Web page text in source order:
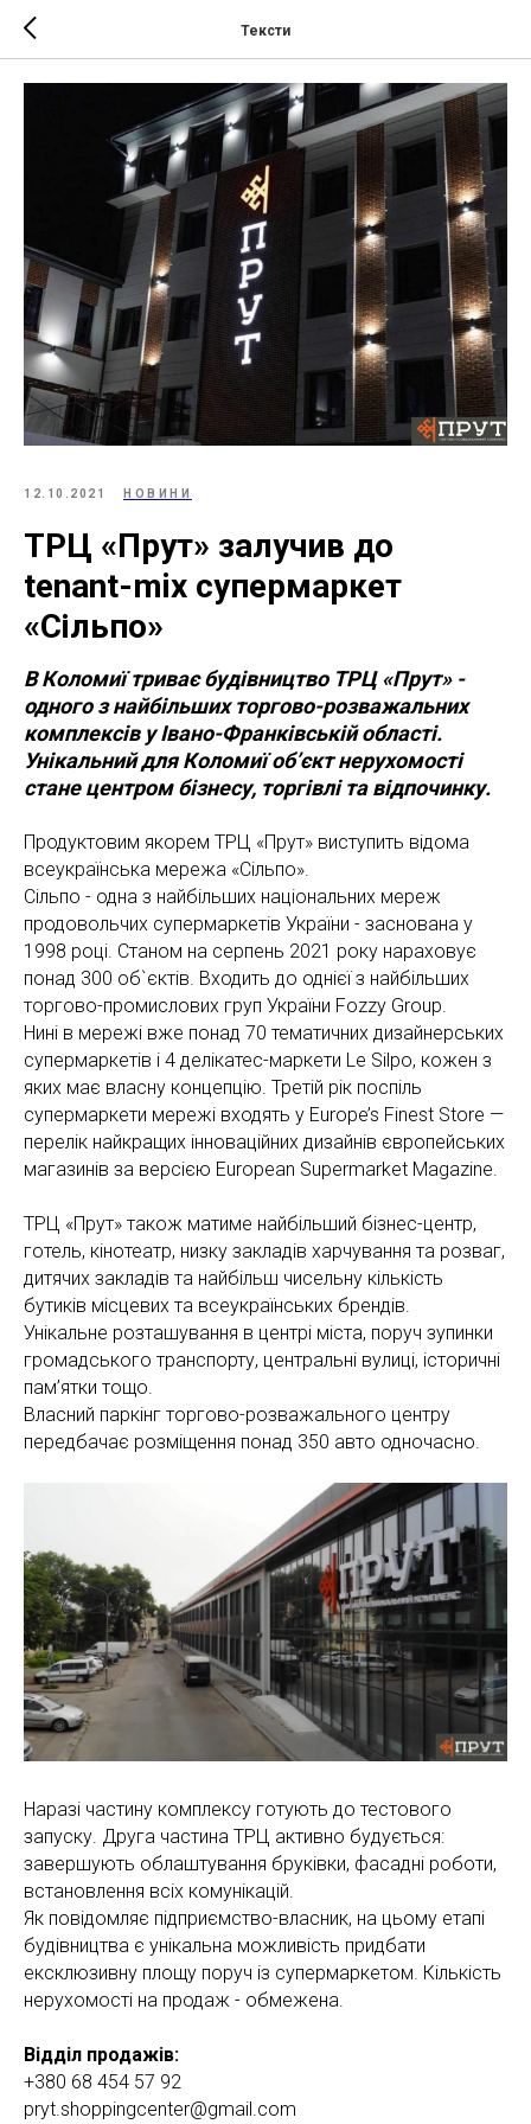
Тексти
12.10.2021 НОВИНИ
ТРЦ «Прут» залучив до
tenant-mix супермаркет
«Сільпо»
В Коломиї триває будівництво ТРЦ «Прут» -
одного з найбільших торгово-розважальних
комплексів у Івано-Франківській області.
Унікальний для Коломиї об’єкт нерухомості
стане центром бізнесу, торгівлі та відпочинку.
Продуктовим якорем ТРЦ «Прут» виступить відома
всеукраїнська мережа «Сільпо».
Сільпо - одна з найбільших національних мереж
продовольчих супермаркетів України - заснована у
1998 році. Станом на серпень 2021 року нараховує
понад 300 об`єктів. Входить до однієї з найбільших
торгово-промислових груп України Fozzy Group.
Нині в мережі вже понад 70 тематичних дизайнерських
супермаркетів і 4 делікатес-маркети Le Silpo, кожен з
яких має власну концепцію. Третій рік поспіль
супермаркети мережі входять у Europe’s Finest Store —
перелік найкращих інноваційних дизайнів європейських
магазинів за версією European Supermarket Magazine.
ТРЦ «Прут» також матиме найбільший бізнес-центр,
готель, кінотеатр, низку закладів харчування та розваг,
дитячих закладів та найбільш чисельну кількість
бутиків місцевих та всеукраїнських брендів.
Унікальне розташування в центрі міста, поруч зупинки
громадського транспорту, центральні вулиці, історичні
пам’ятки тощо.
Власний паркінг торгово-розважального центру
передбачає розміщення понад 350 авто одночасно.
Наразі частину комплексу готують до тестового
запуску. Друга частина ТРЦ активно будується:
завершують облаштування бруківки, фасадні роботи,
встановлення всіх комунікацій.
Як повідомляє підприємство-власник, на цьому етапі
будівництва є унікальна можливість придбати
ексклюзивну площу поруч із супермаркетом. Кількість
нерухомості на продаж - обмежена.
Відділ продажів:
+380 68 454 57 92
pryt.shoppingcenter@gmail.com